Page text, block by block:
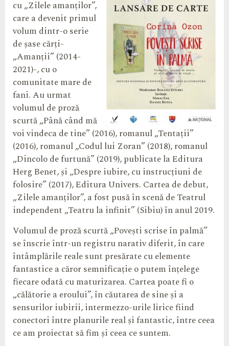
cu „Zilele amanților”,
care a devenit primul
volum dintr-o serie
de șase cărți-
„Amanții” (2014-
2021)-, cu o
comunitate mare de
fani. Au urmat
volumul de proză
scurtă „Până când mă
voi vindeca de tine” (2016), romanul „Tentații”
(2016), romanul „Codul lui Zoran” (2018), romanul
„Dincolo de furtună” (2019), publicate la Editura
Herg Benet, și „Despre iubire, cu instrucțiuni de
folosire” (2017), Editura Univers. Cartea de debut,
„Zilele amanților”, a fost pusă în scenă de Teatrul
independent „Teatru la infinit” (Sibiu) în anul 2019.
Volumul de proză scurtă „Povești scrise în palmă”
se înscrie într-un registru narativ diferit, în care
întâmplările reale sunt presărate cu elemente
fantastice a căror semnificație o putem înțelege
fiecare odată cu maturizarea. Cartea poate fi o
„călătorie a eroului”, în căutarea de sine și a
sensurilor iubirii, intermezzo-urile lirice fiind
conectori între planurile real și fantastic, între ceea
ce am proiectat să fim și ceea ce suntem.